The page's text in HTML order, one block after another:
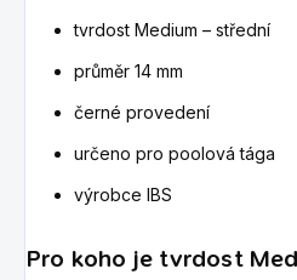
tvrdost Medium – střední
průměr 14 mm
černé provedení
určeno pro poolová tága
výrobce IBS
Pro koho je tvrdost